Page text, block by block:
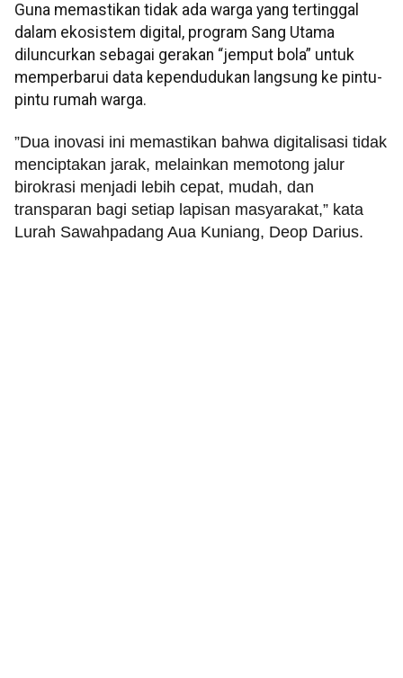
Guna memastikan tidak ada warga yang tertinggal
dalam ekosistem digital, program Sang Utama
diluncurkan sebagai gerakan “jemput bola” untuk
memperbarui data kependudukan langsung ke pintu-
pintu rumah warga.
​”Dua inovasi ini memastikan bahwa digitalisasi tidak
menciptakan jarak, melainkan memotong jalur
birokrasi menjadi lebih cepat, mudah, dan
transparan bagi setiap lapisan masyarakat,” kata
Lurah Sawahpadang Aua Kuniang, Deop Darius.